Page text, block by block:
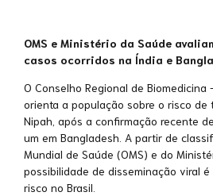
OMS e Ministério da Saúde
casos ocorridos na Índia e
O Conselho Regional de Biomedicina
orienta a população sobre o risco de
Nipah, após a confirmação recente
um em Bangladesh. A partir de
Mundial de Saúde (OMS) e do
possibilidade de disseminação viral
risco no Brasil.